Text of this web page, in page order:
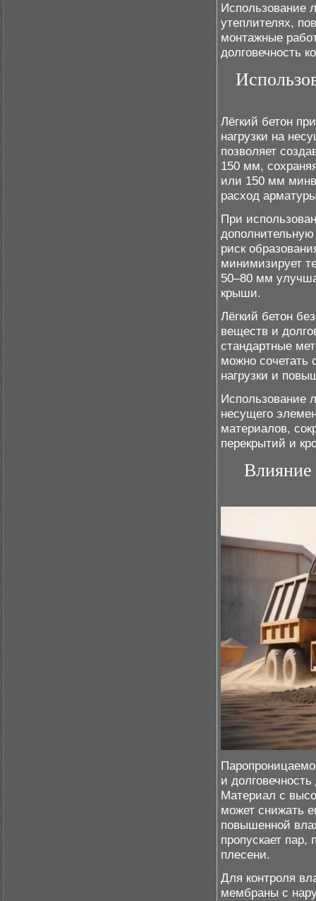
Использование
утеплителях,
монтажные
долговечность
Лёгкий бетон
нагрузки на
позволяет
150 мм,
или 150 мм
расход
При
риск
минимизирует
50–80 мм
крыши.
Лёгкий бетон
веществ и
стандартные
можно сочетать
нагрузки и
Использование
несущего
материалов,
перекрытий и
Влияние
и
Материал с
может снижать
повышенной
пропускает пар,
плесени.
Для контроля
мембраны с